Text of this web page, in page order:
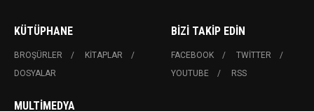
KÜTÜPHANE
BROŞÜRLER
KITAPLAR
DOSYALAR
MULTIMEDYA
BIZI TAKIP EDIN
FACEBOOK
TWITTER
YOUTUBE
RSS